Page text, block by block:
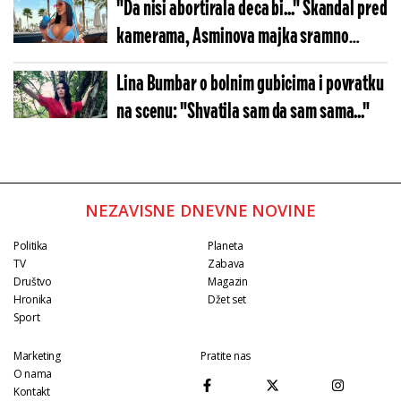
"Da nisi abortirala deca bi..." Skandal pred
kamerama, Asminova majka sramno
izvređala Maju (VIDEO)
Lina Bumbar o bolnim gubicima i povratku
na scenu: "Shvatila sam da sam sama..."
NEZAVISNE DNEVNE NOVINE
Politika
TV
Društvo
Hronika
Sport
Planeta
Zabava
Magazin
Džet set
Marketing
O nama
Kontakt
Pratite nas